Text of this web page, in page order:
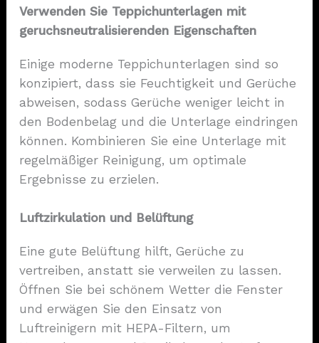
Verwenden Sie Teppichunterlagen mit
geruchsneutralisierenden Eigenschaften
Einige moderne Teppichunterlagen sind so
konzipiert, dass sie Feuchtigkeit und Gerüche
abweisen, sodass Gerüche weniger leicht in
den Bodenbelag und die Unterlage eindringen
können. Kombinieren Sie eine Unterlage mit
regelmäßiger Reinigung, um optimale
Ergebnisse zu erzielen.
Luftzirkulation und Belüftung
Eine gute Belüftung hilft, Gerüche zu
vertreiben, anstatt sie verweilen zu lassen.
Öffnen Sie bei schönem Wetter die Fenster
und erwägen Sie den Einsatz von
Luftreinigern mit HEPA-Filtern, um